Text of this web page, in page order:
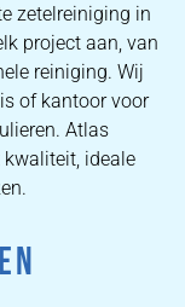
zetelreiniging in
project aan, van
reiniging. Wij
of kantoor voor
Atlas
ideale